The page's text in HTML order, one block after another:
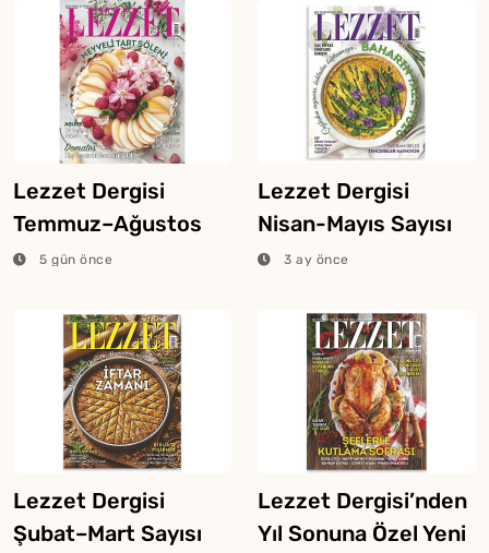
Lezzet Dergisi
Temmuz–Ağustos
Sayısı Raflarda!
5 gün önce
Lezzet Dergisi
Nisan-Mayıs Sayısı
Çıktı!3 ay önce
Lezzet Dergisi
Şubat–Mart Sayısı
Lezzet Dergisi’nden
Yıl Sonuna Özel Yeni